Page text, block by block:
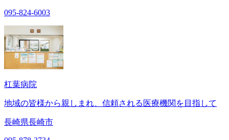
095-824-6003
杠葉病院
地域の皆様から親しまれ、信頼される医療機関を目指して
長崎県長崎市